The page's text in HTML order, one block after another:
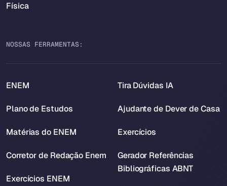
Física
NOSSAS FERRAMENTAS:
ENEM
Plano de Estudos
Matérias do ENEM
Corretor de Redação Enem
Exercícios ENEM
Tira Dúvidas IA
Ajudante de Dever de Casa
Exercícios
Gerador Referências
Bibliográficas ABNT